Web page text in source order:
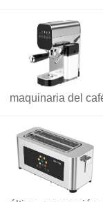
maquinaria del